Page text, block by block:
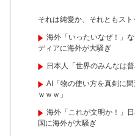
それは純愛か、それともス
海外「いったいなぜ！」
ディアに海外が大騒ぎ
日本人「世界のみんなは
AI「物の使い方を真剣に
ｗｗｗ」
海外「これが文明か！」
国に海外が大騒ぎ